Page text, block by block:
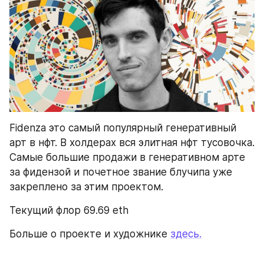
Fidenza это самый популярный генеративный
арт в нфт. В холдерах вся элитная нфт тусовочка.
Самые большие продажи в генеративном арте
за фидензой и почетное звание блучипа уже
закреплено за этим проектом.
Текущий флор 69.69 eth
Больше о проекте и художнике здесь.